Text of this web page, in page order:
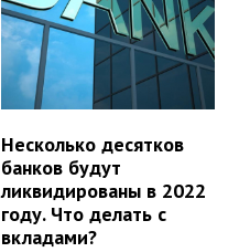
Несколько десятков
банков будут
ликвидированы в 2022
году. Что делать с
вкладами?